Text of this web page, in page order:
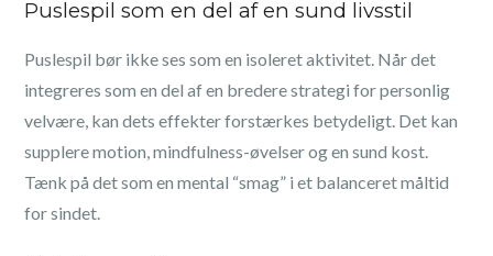
Puslespil som en del af en sund livsstil
Puslespil bør ikke ses som en isoleret aktivitet. Når det
integreres som en del af en bredere strategi for personlig
velvære, kan dets effekter forstærkes betydeligt. Det kan
supplere motion, mindfulness-øvelser og en sund kost.
Tænk på det som en mental “smag” i et balanceret måltid
for sindet.